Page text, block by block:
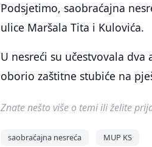
Podsjetimo, saobraćajna
ulice Maršala Tita i Kulovića.
U nesreći su učestvovala
oborio zaštitne stubiće na
Znate nešto više o temi ili želite
saobraćajna nesreća MUP KS